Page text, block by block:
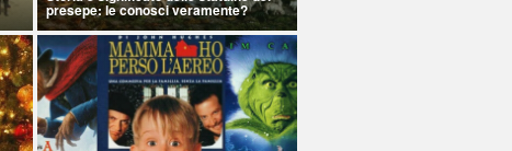
presepe: le conosci veramente?